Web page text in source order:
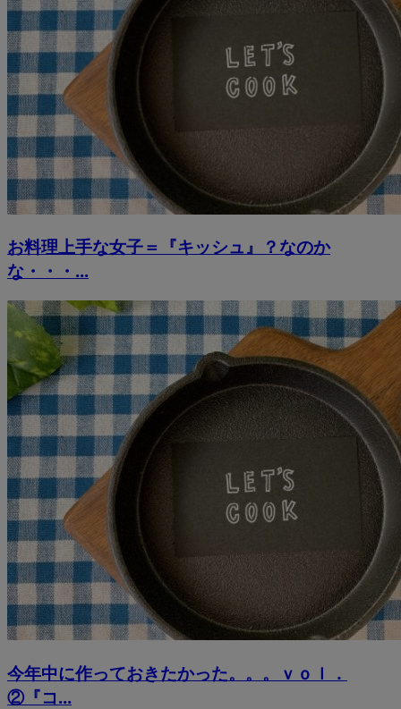
お料理上手な女子＝『キッシュ』？なのか
な・・・...
今年中に作っておきたかった。。。ｖｏｌ．
②『コ...